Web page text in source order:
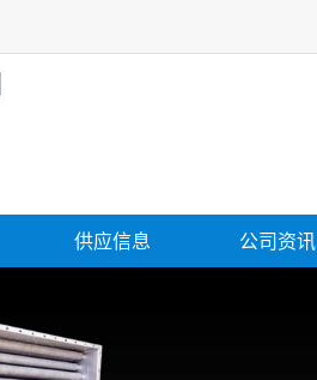
供应信息 公司资讯